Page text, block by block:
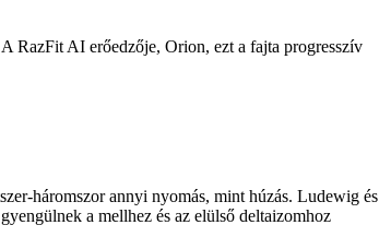
RazFit AI erőedzője, Orion, ezt a fajta progresszív
háromszor annyi nyomás, mint húzás. Ludewig és
a mellhez és az elülső deltaizomhoz